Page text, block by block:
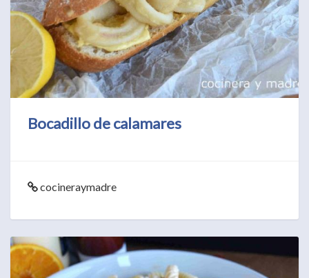
Bocadillo de calamares
cocineraymadre